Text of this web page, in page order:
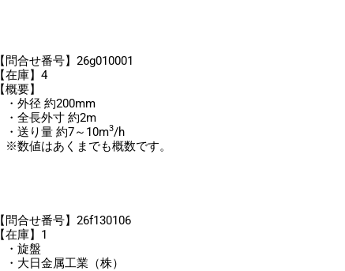
【問合せ番号】26g010001
【在庫】4
【概要】
・外径 約200mm
・全長外寸 約2m
・送り量 約7～10m3/h
※数値はあくまでも概数です。
【問合せ番号】26f130106
【在庫】1
・旋盤
・大日金属工業（株）